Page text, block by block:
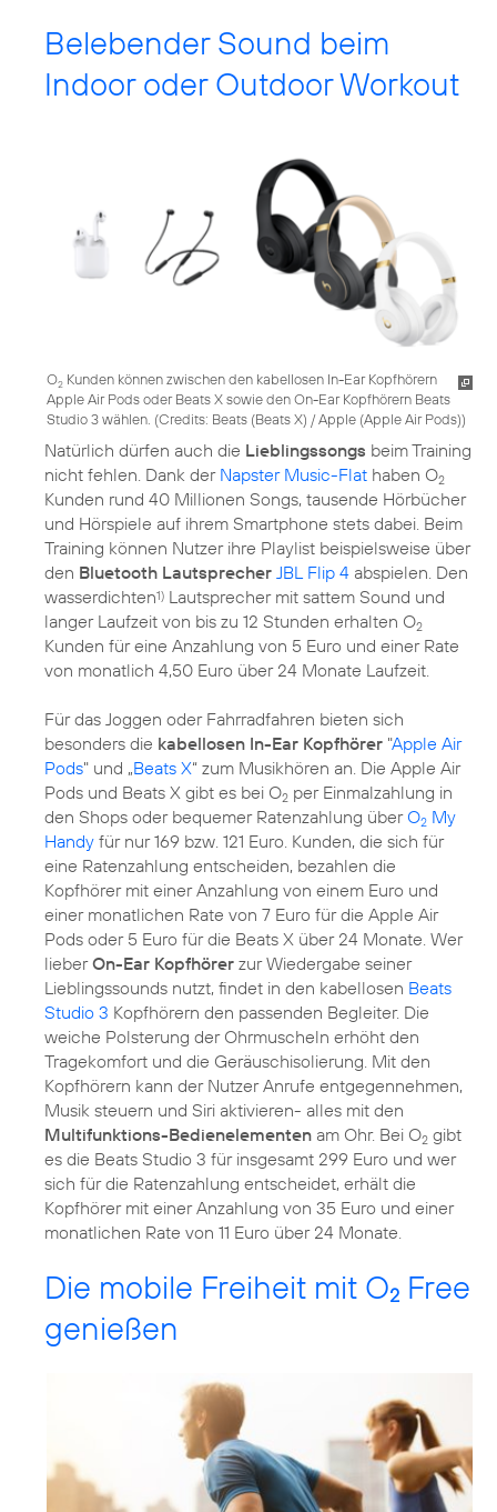
Belebender Sound beim
Indoor oder Outdoor Workout
O2 Kunden können zwischen den kabellosen In-Ear Kopfhörern
Apple Air Pods oder Beats X sowie den On-Ear Kopfhörern Beats
Studio 3 wählen. (Credits: Beats (Beats X) / Apple (Apple Air Pods))
Natürlich dürfen auch die Lieblingssongs beim Training
nicht fehlen. Dank der Napster Music-Flat haben O2
Kunden rund 40 Millionen Songs, tausende Hörbücher
und Hörspiele auf ihrem Smartphone stets dabei. Beim
Training können Nutzer ihre Playlist beispielsweise über
den Bluetooth Lautsprecher JBL Flip 4 abspielen. Den
wasserdichten1) Lautsprecher mit sattem Sound und
langer Laufzeit von bis zu 12 Stunden erhalten O2
Kunden für eine Anzahlung von 5 Euro und einer Rate
von monatlich 4,50 Euro über 24 Monate Laufzeit.
Für das Joggen oder Fahrradfahren bieten sich
besonders die kabellosen In-Ear Kopfhörer "Apple Air
Pods" und „Beats X“ zum Musikhören an. Die Apple Air
Pods und Beats X gibt es bei O2 per Einmalzahlung in
den Shops oder bequemer Ratenzahlung überO2 My
Handy für nur 169 bzw. 121 Euro. Kunden, die sich für
eine Ratenzahlung entscheiden, bezahlen die
Kopfhörer mit einer Anzahlung von einem Euro und
einer monatlichen Rate von 7 Euro für die Apple Air
Pods oder 5 Euro für die Beats X über 24 Monate. Wer
lieberOn-Ear Kopfhörer zur Wiedergabe seiner
Lieblingssounds nutzt, findet in den kabellosen Beats
Studio 3 Kopfhörern den passenden Begleiter. Die
weiche Polsterung der Ohrmuscheln erhöht den
Tragekomfort und die Geräuschisolierung. Mit den
Kopfhörern kann der Nutzer Anrufe entgegennehmen,
Musik steuern und Siri aktivieren- alles mit den
Multifunktions-Bedienelementen am Ohr. Bei O2 gibt
es die Beats Studio 3 für insgesamt 299 Euro und wer
sich für die Ratenzahlung entscheidet, erhält die
Kopfhörer mit einer Anzahlung von 35 Euro und einer
monatlichen Rate von 11 Euro über 24 Monate.
Die mobile Freiheit mit O2 Free
genießen